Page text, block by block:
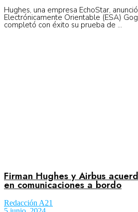
Hughes, una empresa EchoStar,
Electrónicamente Orientable (ESA)
completó con éxito su prueba de ...
Firman Hughes y Airbus
en comunicaciones a bordo
Redacción A21